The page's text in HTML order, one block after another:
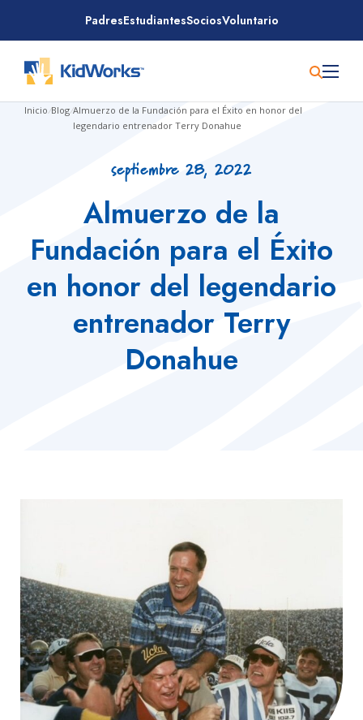
contenido
PadresEstudiantesSociosVoluntario
Inicio/Blog/Almuerzo de la Fundación para el Éxito en honor del
legendario entrenador Terry Donahue
septiembre 28, 2022
Almuerzo de la
Fundación para el Éxito
en honor del legendario
entrenador Terry
Donahue